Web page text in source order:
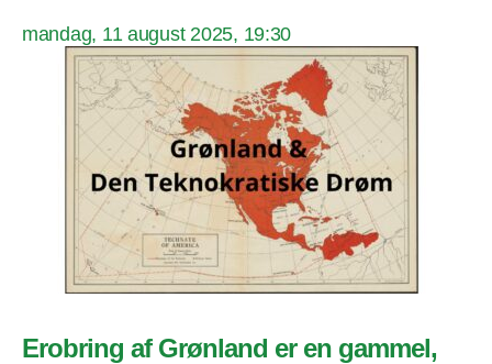
mandag, 11 august 2025, 19:30
Erobring af Grønland er en gammel,